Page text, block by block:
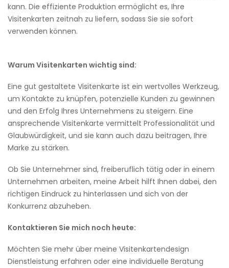
kann. Die effiziente Produktion ermöglicht es, Ihre
Visitenkarten zeitnah zu liefern, sodass Sie sie sofort
verwenden können.
Warum Visitenkarten wichtig sind:
Eine gut gestaltete Visitenkarte ist ein wertvolles Werkzeug,
um Kontakte zu knüpfen, potenzielle Kunden zu gewinnen
und den Erfolg Ihres Unternehmens zu steigern. Eine
ansprechende Visitenkarte vermittelt Professionalität und
Glaubwürdigkeit, und sie kann auch dazu beitragen, Ihre
Marke zu stärken.
Ob Sie Unternehmer sind, freiberuflich tätig oder in einem
Unternehmen arbeiten, meine Arbeit hilft Ihnen dabei, den
richtigen Eindruck zu hinterlassen und sich von der
Konkurrenz abzuheben.
Kontaktieren Sie mich noch heute:
Möchten Sie mehr über meine Visitenkartendesign
Dienstleistung erfahren oder eine individuelle Beratung